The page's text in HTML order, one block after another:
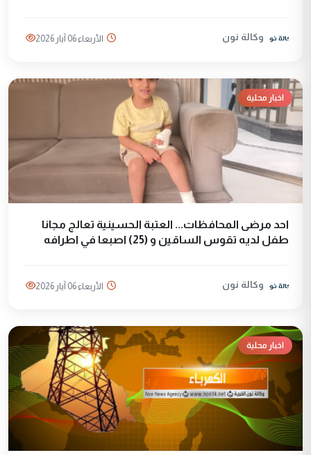
وكالة نون الأربعاء 06 آيار 2026
اخبار محلية
احد مرضى المحافظات... العتبة الحسينية تعالج مجانا
طفل لديه تقوس الساقين و (25) اصبعا في اطرافه
وكالة نون الأربعاء 06 آيار 2026
اخبار محلية